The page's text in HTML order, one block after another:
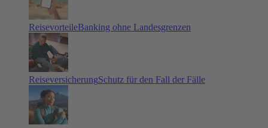
ReisevorteileBanking ohne Landesgrenzen
ReiseversicherungSchutz für den Fall der Fälle